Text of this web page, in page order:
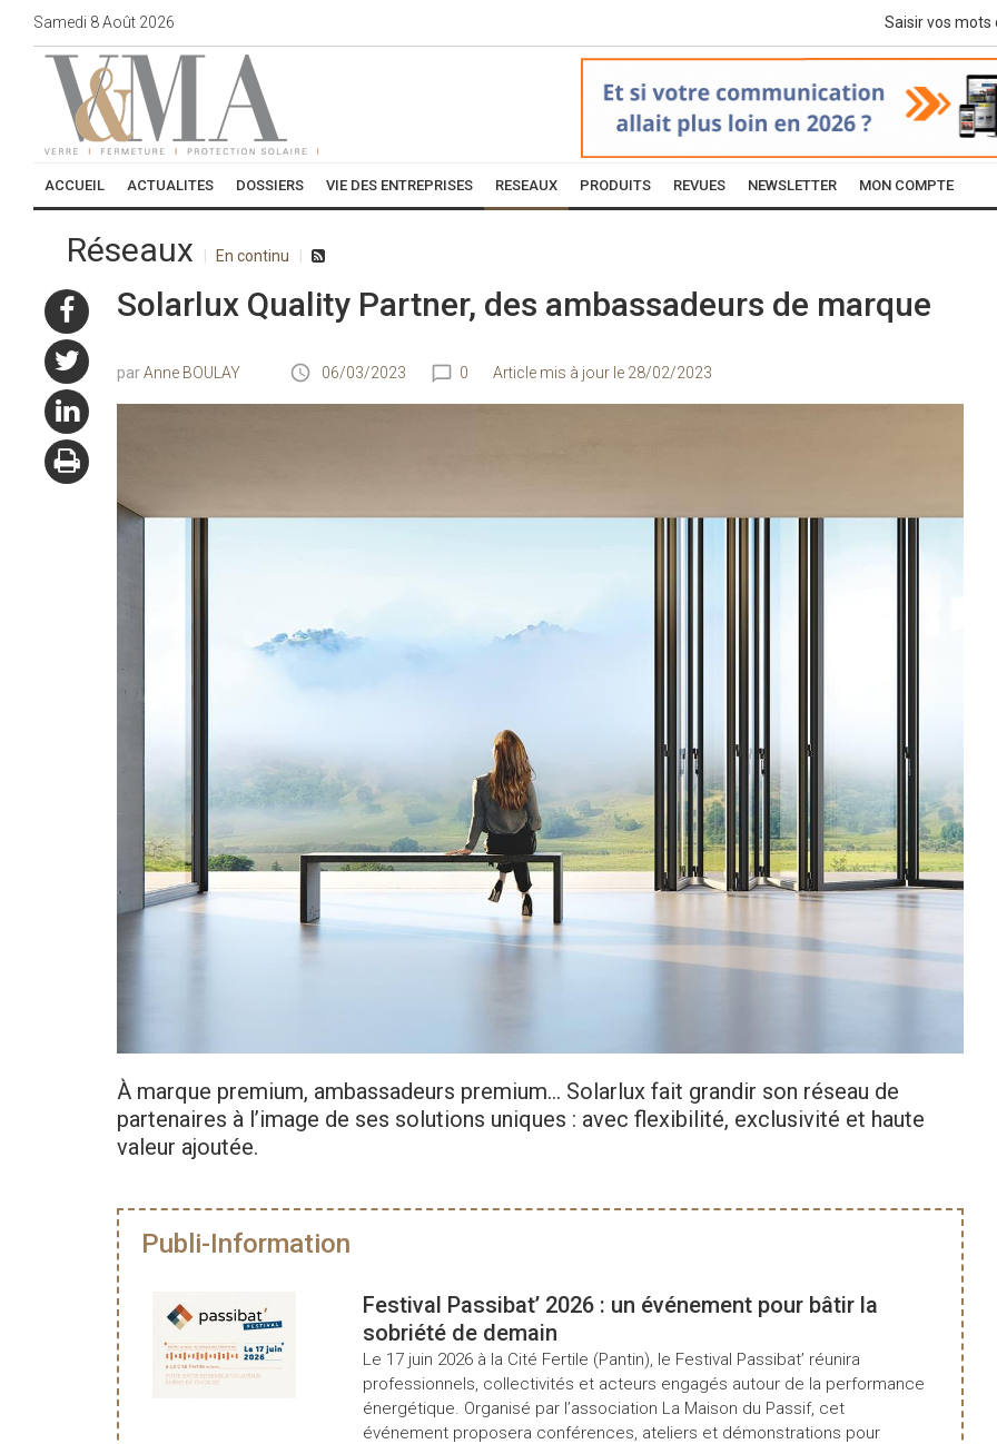
Samedi 8Août 2026
ACCUEIL ACTUALITES DOSSIERS VIE DES ENTREPRISES RESEAUX PRODUITS REVUES NEWSLETTER MON COMPTE
Réseaux En continu
Solarlux Quality Partner, des ambassadeurs de marque
Anne BOULAY 06/03/2023 0 Article mis à jour le 28/02/2023
À marque premium, ambassadeurs premium… Solarlux fait grandir son réseau de
partenaires à l’image de ses solutions uniques : avec flexibilité, exclusivité et haute
valeur ajoutée.
Publi-Information
Festival Passibat’ 2026 : un événement pour bâtir la
sobriété de demain
Le 17 juin 2026 à la Cité Fertile (Pantin), le Festival Passibat’ réunira
professionnels, collectivités et acteurs engagés autour de la performance
énergétique. Organisé par l’association La Maison du Passif, cet
événement proposera conférences, ateliers et démonstrations pour
Consultez le